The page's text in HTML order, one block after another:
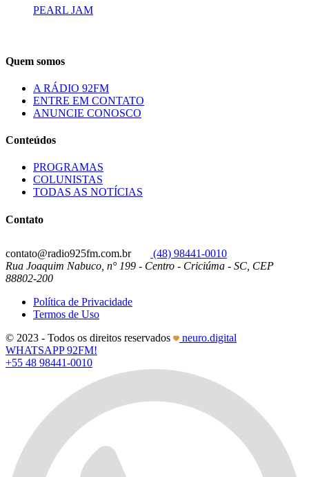
PEARL JAM
Quem somos
A RÁDIO 92FM
ENTRE EM CONTATO
ANUNCIE CONOSCO
Conteúdos
PROGRAMAS
COLUNISTAS
TODAS AS NOTÍCIAS
Contato
contato@radio925fm.com.br
(48) 98441-0010
Rua Joaquim Nabuco, n° 199 - Centro - Criciúma - SC, CEP
88802-200
Política de Privacidade
Termos de Uso
© 2023 - Todos os direitos reservados
neuro.digital
WHATSAPP 92FM!
+55 48 98441-0010